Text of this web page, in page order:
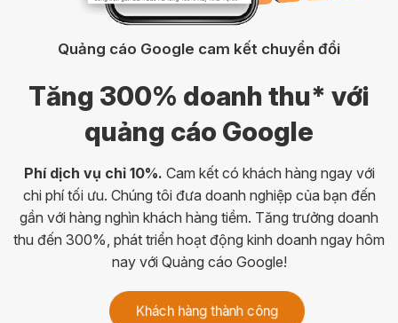
Quảng cáo Google cam kết chuyển đổi
Tăng 300% doanh thu* với
quảng cáo Google
Phí dịch vụ chỉ 10%. Cam kết có khách hàng ngay với
chi phí tối ưu. Chúng tôi đưa doanh nghiệp của bạn đến
gần với hàng nghìn khách hàng tiềm. Tăng trưởng doanh
thu đến 300%, phát triển hoạt động kinh doanh ngay hôm
nay với Quảng cáo Google!
Khách hàng thành công